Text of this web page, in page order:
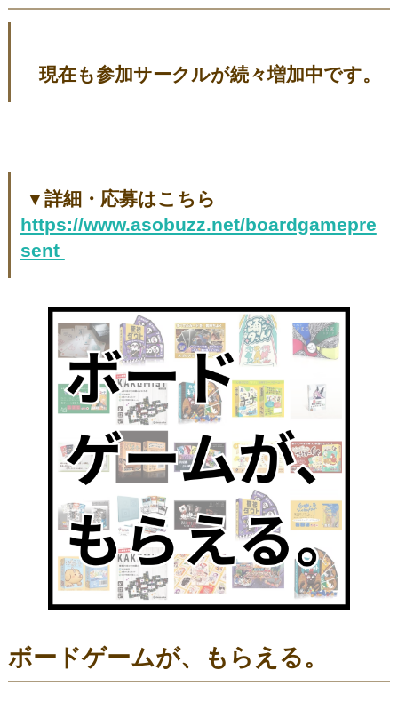
現在も参加サークルが続々増加中です。
▼詳細・応募はこちら
https://www.asobuzz.net/boardgamepre
sent
ボードゲームが、もらえる。